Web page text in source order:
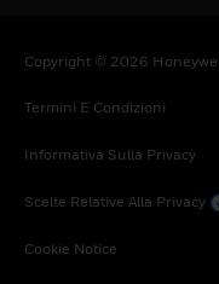
Copyright © 2026
Termini E Condizioni
Informativa Sulla Privacy
Scelte Relative Alla Privacy
Cookie Notice